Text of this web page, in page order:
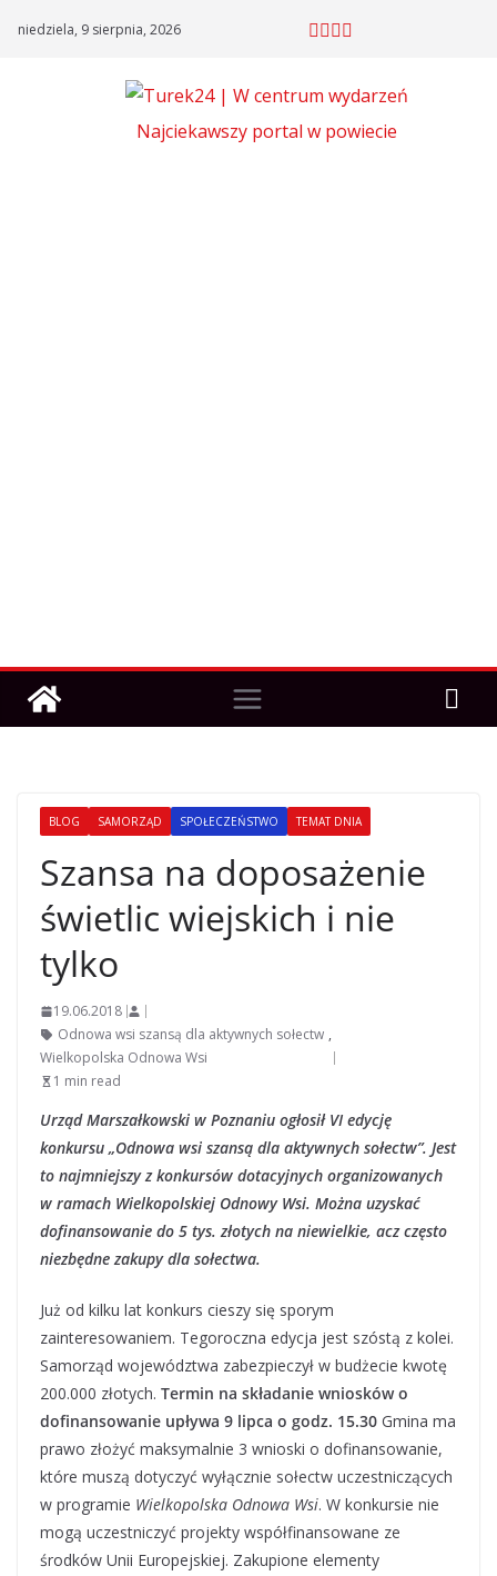
niedziela, 9 sierpnia, 2026
Najciekawszy portal w powiecie
BLOG SAMORZĄD SPOŁECZEŃSTWO TEMAT DNIA
Szansa na doposażenie
świetlic wiejskich i nie
tylko
19.06.2018
Odnowa wsi szansą dla aktywnych sołectw ,
Wielkopolska Odnowa Wsi
1 min read
Urząd Marszałkowski w Poznaniu ogłosił VI edycję
konkursu „Odnowa wsi szansą dla aktywnych sołectw”. Jest
to najmniejszy z konkursów dotacyjnych organizowanych
w ramach Wielkopolskiej Odnowy Wsi. Można uzyskać
dofinansowanie do 5 tys. złotych na niewielkie, acz często
niezbędne zakupy dla sołectwa.
Już od kilku lat konkurs cieszy się sporym
zainteresowaniem. Tegoroczna edycja jest szóstą z kolei.
Samorząd województwa zabezpieczył w budżecie kwotę
200.000 złotych. Termin na składanie wniosków o
dofinansowanie upływa 9 lipca o godz. 15.30 Gmina ma
prawo złożyć maksymalnie 3 wnioski o dofinansowanie,
które muszą dotyczyć wyłącznie sołectw uczestniczących
w programie Wielkopolska Odnowa Wsi. W konkursie nie
mogą uczestniczyć projekty współfinansowane ze
środków Unii Europejskiej. Zakupione elementy